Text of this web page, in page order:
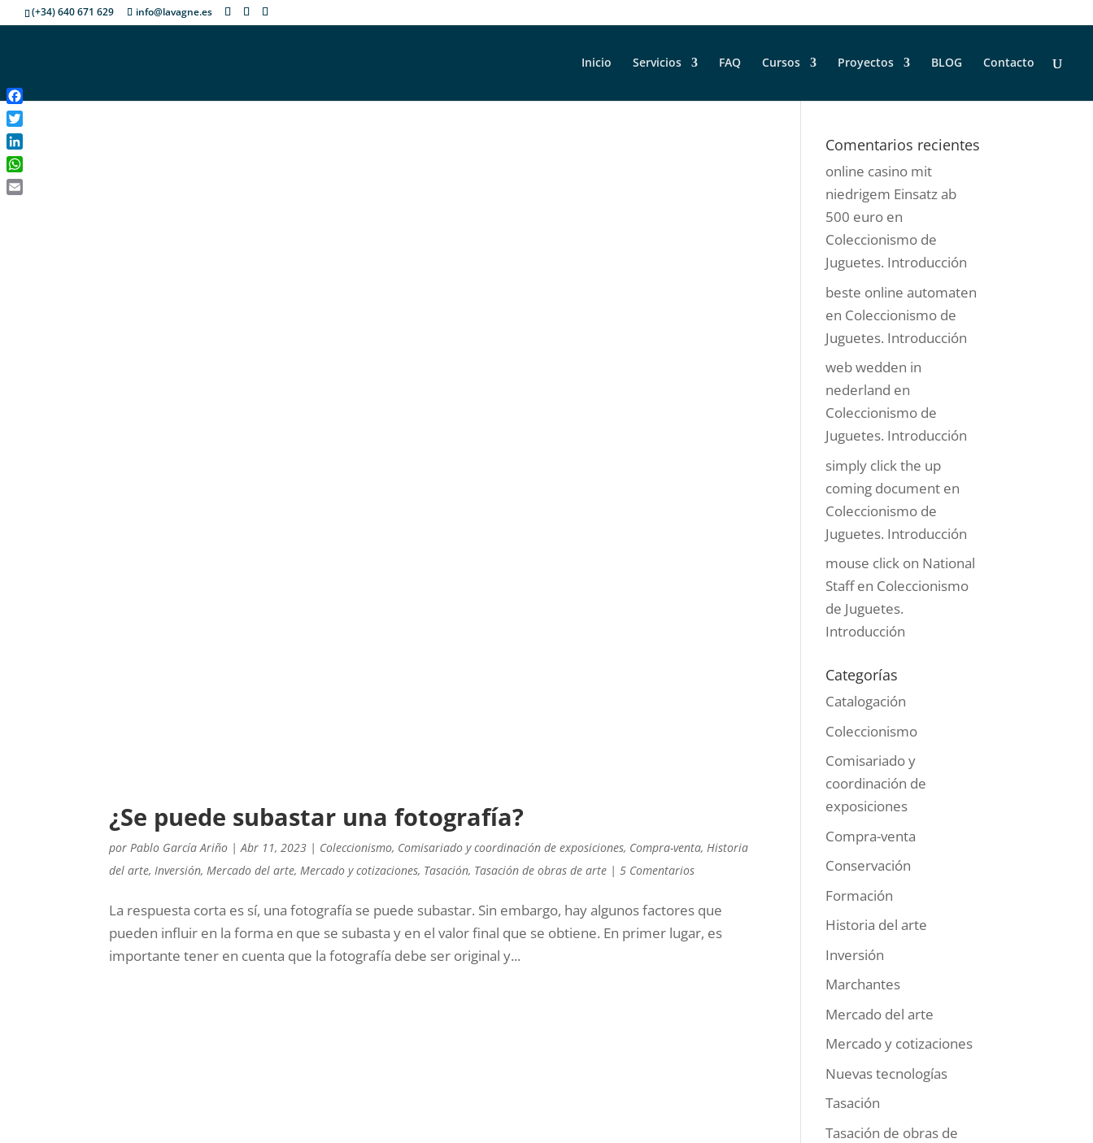
(+34) 640 671 629 info@lavagne.es
Inicio Servicios FAQ Cursos Proyectos BLOG Contacto
¿Se puede subastar una fotografía?
por Pablo García Ariño |Abr 11, 2023 | Coleccionismo, Comisariado y coordinación de exposiciones, Compra-venta, Historia
del arte, Inversión, Mercado del arte, Mercado y cotizaciones, Tasación, Tasación de obras de arte |5 Comentarios
La respuesta corta es sí, una fotografía se puede subastar. Sin embargo, hay algunos factores que
pueden influir en la forma en que se subasta y en el valor final que se obtiene. En primer lugar, es
importante tener en cuenta que la fotografía debe ser original y...
Comentarios recientes
online casino mit
niedrigem Einsatz ab
500 euro en
Coleccionismo de
Juguetes. Introducción
beste online automaten
en Coleccionismo de
Juguetes. Introducción
web wedden in
nederland en
Coleccionismo de
Juguetes. Introducción
simply click the up
coming document en
Coleccionismo de
Juguetes. Introducción
mouse click on National
Staffen Coleccionismo
de Juguetes.
Introducción
Categorías
Catalogación
Coleccionismo
Comisariado y
coordinación de
exposiciones
Compra-venta
Conservación
Formación
Historia del arte
Inversión
Marchantes
Mercado del arte
Mercado y cotizaciones
Nuevas tecnologías
Tasación
Tasación de obras de
Facebook
Twitter
LinkedIn
WhatsApp